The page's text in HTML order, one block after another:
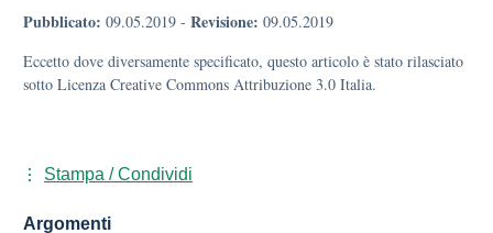
Pubblicato: 09.05.2019 - Revisione: 09.05.2019
Eccetto dove diversamente specificato, questo articolo è stato rilasciato
sotto Licenza Creative Commons Attribuzione 3.0 Italia.
Stampa / Condividi
Argomenti